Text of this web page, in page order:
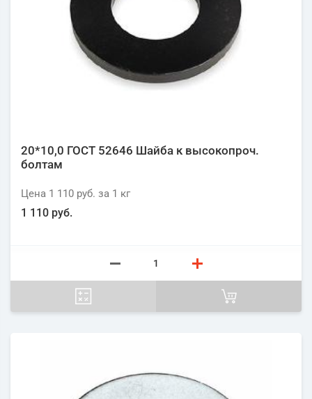
20*10,0 ГОСТ 52646 Шайба к высокопроч.
болтам
Цена 1 110 руб. за 1 кг
1 110 руб.